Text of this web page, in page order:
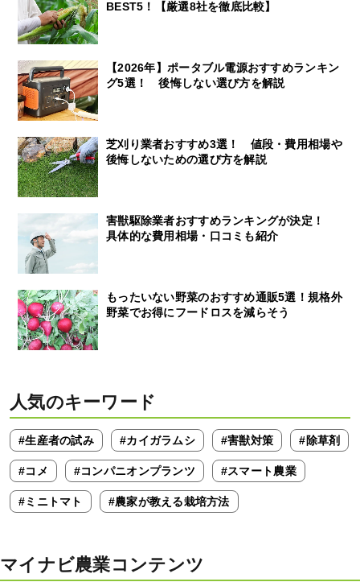
BEST5！【厳選8社を徹底比較】
【2026年】ポータブル電源おすすめランキン
グ5選！ 後悔しない選び方を解説
芝刈り業者おすすめ3選！ 値段・費用相場や
後悔しないための選び方を解説
害獣駆除業者おすすめランキングが決定！
具体的な費用相場・口コミも紹介
もったいない野菜のおすすめ通販5選！規格外
野菜でお得にフードロスを減らそう
人気のキーワード
#生産者の試み #カイガラムシ #害獣対策 #除草剤
#コメ #コンパニオンプランツ #スマート農業
#ミニトマト #農家が教える栽培方法
マイナビ農業コンテンツ